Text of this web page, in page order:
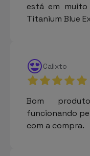
está em muito
Titanium Blue
Calixto
Bom
funcionando
com a compra.